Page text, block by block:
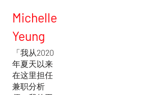
Michelle
Yeung
「我从2020
年夏天以来
在这里担任
兼职分析